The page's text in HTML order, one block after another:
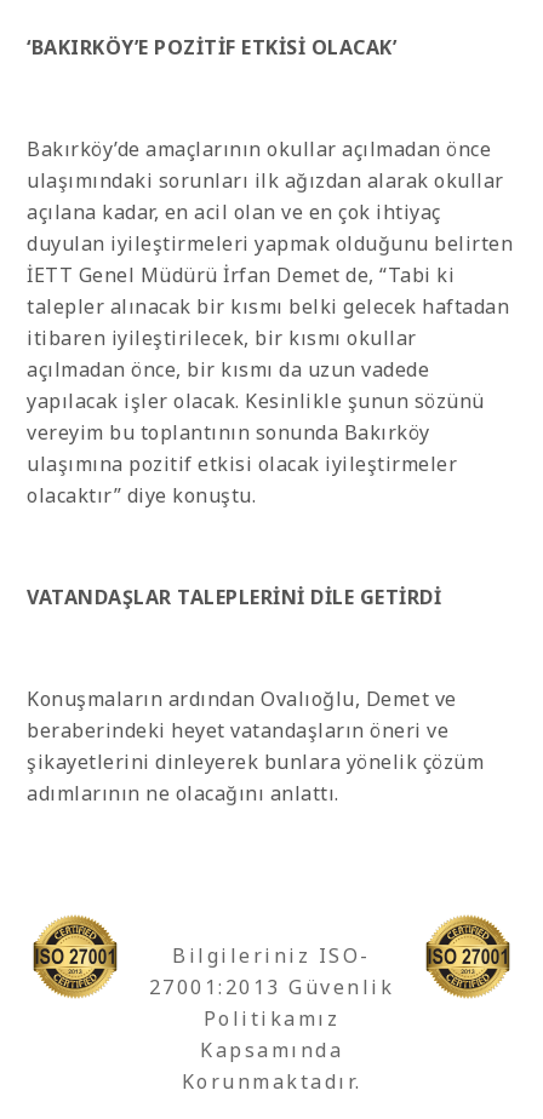
‘BAKIRKÖY’E POZİTİF ETKİSİ OLACAK’
Bakırköy’de amaçlarının okullar açılmadan önce
ulaşımındaki sorunları ilk ağızdan alarak okullar
açılana kadar, en acil olan ve en çok ihtiyaç
duyulan iyileştirmeleri yapmak olduğunu belirten
İETT Genel Müdürü İrfan Demet de, “Tabi ki
talepler alınacak bir kısmı belki gelecek haftadan
itibaren iyileştirilecek, bir kısmı okullar
açılmadan önce, bir kısmı da uzun vadede
yapılacak işler olacak. Kesinlikle şunun sözünü
vereyim bu toplantının sonunda Bakırköy
ulaşımına pozitif etkisi olacak iyileştirmeler
olacaktır” diye konuştu.
VATANDAŞLAR TALEPLERİNİ DİLE GETİRDİ
Konuşmaların ardından Ovalıoğlu, Demet ve
beraberindeki heyet vatandaşların öneri ve
şikayetlerini dinleyerek bunlara yönelik çözüm
adımlarının ne olacağını anlattı.
Bilgileriniz ISO-
27001:2013 Güvenlik
Politikamız
Kapsamında
Korunmaktadır.